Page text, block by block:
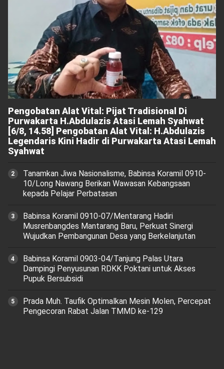
Pengobatan Alat Vital: Pijat Tradisional Di
Purwakarta H.Abdulazis Atasi Lemah Syahwat
[6/8, 14.58] Pengobatan Alat Vital: H.Abdulazis
Legendaris Kini Hadir di Purwakarta Atasi Lemah
Syahwat
Tanamkan Jiwa Nasionalisme, Babinsa Koramil 0910-
10/Long Nawang Berikan Wawasan Kebangsaan
kepada Pelajar Perbatasan
Babinsa Koramil 0910-07/Mentarang Hadiri
Musrenbangdes Mantarang Baru, Perkuat Sinergi
Wujudkan Pembangunan Desa yang Berkelanjutan
‎Babinsa Koramil 0903-04/Tanjung Palas Utara
Dampingi Penyusunan RDKK Poktani untuk Akses
Pupuk Bersubsidi
Prada Muh. Taufik Optimalkan Mesin Molen, Percepat
Pengecoran Rabat Jalan TMMD ke-129